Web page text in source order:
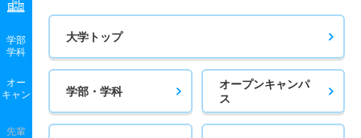
学部
学科
オー
キャン
先輩
大学トップ
学部・学科
オープンキャンパ
ス